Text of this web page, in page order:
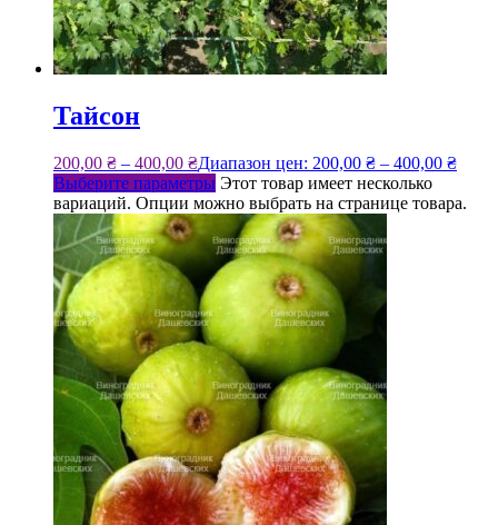
Тайсон
200,00 ₴ – 400,00 ₴Диапазон цен: 200,00 ₴ – 400,00 ₴
Выберите параметры Этот товар имеет несколько
вариаций. Опции можно выбрать на странице товара.